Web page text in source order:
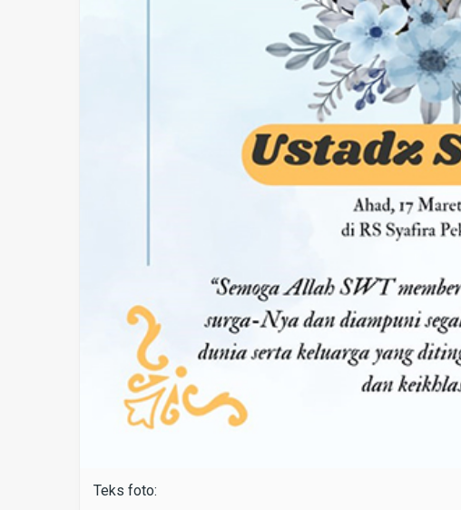
Teks foto: